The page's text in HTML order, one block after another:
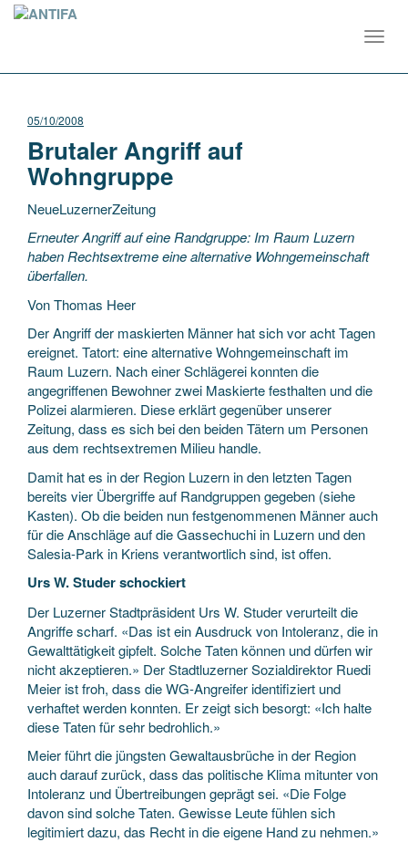
05/10/2008
Brutaler Angriff auf
Wohngruppe
NeueLuzernerZeitung
Erneuter Angriff auf eine Randgruppe: Im Raum Luzern
haben Rechtsextreme eine alternative Wohngemeinschaft
überfallen.
Von Thomas Heer
Der Angriff der maskierten Männer hat sich vor acht Tagen
ereignet. Tatort: eine alternativeWohngemeinschaft im
Raum Luzern. Nach einer Schlägerei konnten die
angegriffenen Bewohner zwei Maskierte festhalten und die
Polizei alarmieren. Diese erklärt gegenüber unserer
Zeitung, dass es sich bei den beiden Tätern um Personen
aus dem rechtsextremen Milieu handle.
Damit hat es in der Region Luzern in den letzten Tagen
bereits vier Übergriffe auf Randgruppen gegeben (siehe
Kasten). Ob die beiden nun festgenommenen Männer auch
für die Anschläge auf die Gassechuchi in Luzern und den
Salesia-Park in Kriens verantwortlich sind, ist offen.
Urs W. Studer schockiert
Der Luzerner Stadtpräsident Urs W. Studer verurteilt die
Angriffe scharf. «Das ist ein Ausdruck von Intoleranz, die in
Gewalttätigkeit gipfelt. Solche Taten können und dürfen wir
nicht akzeptieren.» Der Stadtluzerner Sozialdirektor Ruedi
Meier ist froh, dass die WG-Angreifer identifiziert und
verhaftet werden konnten. Er zeigt sich besorgt: «Ich halte
diese Taten für sehr bedrohlich.»
Meier führt die jüngsten Gewaltausbrüche in der Region
auch darauf zurück, dass das politische Klima mitunter von
Intoleranz und Übertreibungen geprägt sei. «Die Folge
davon sind solche Taten. Gewisse Leute fühlen sich
legitimiert dazu, das Recht in die eigene Hand zu nehmen.»